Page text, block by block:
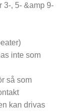
3-, 5- &amp 9-
inte som
så som
kan drivas